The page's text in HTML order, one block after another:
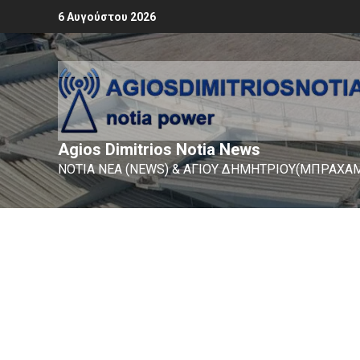
6 Αυγούστου 2026
Agios Dimitrios Notia News
ΝΟΤΙΑ ΝΕΑ (NEWS) & ΑΓΙΟΥ